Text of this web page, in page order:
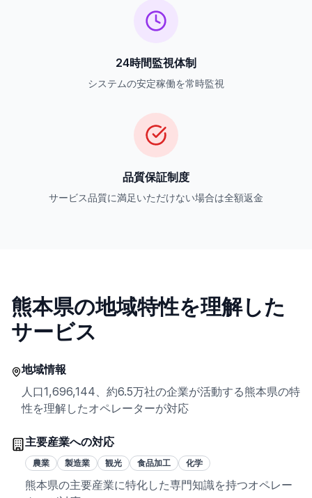
24時間監視体制
システムの安定稼働を常時監視
品質保証制度
サービス品質に満足いただけない場合は全額返金
熊本県の地域特性を理解した
サービス
地域情報
人口1,696,144、約6.5万社の企業が活動する熊本県の特
性を理解したオペレーターが対応
主要産業への対応
農業 製造業 観光 食品加工 化学
熊本県の主要産業に特化した専門知識を持つオペレー